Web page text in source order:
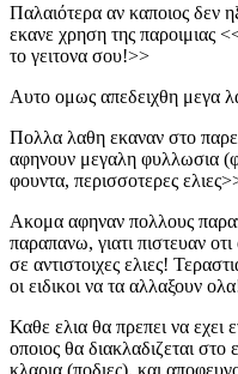
Παλαιότερα αν καποιος δεν
εκανε χρηση της παροιμιας
το γειτονα σου!>>
Αυτο ομως απεδειχθη μεγα
Πολλα λαθη εκαναν στο
αφηνουν μεγαλη φυλλωσια
φουντα, περισσοτερες
Ακομα αφηναν πολλους
παραπανω, γιατι πιστευαν
σε αντιστοιχες ελιες!
οι ειδικοι να τα αλλαξουν
Καθε ελια θα πρεπει να εχει
οποιος θα διακλαδιζεται
κλαρια (ποδιες), και